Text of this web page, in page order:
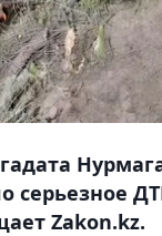
Zakon.kz.